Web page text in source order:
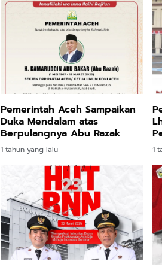
Pemerintah Aceh Sampaikan
Duka Mendalam atas
Berpulangnya Abu Razak
1 tahun yang lalu 1